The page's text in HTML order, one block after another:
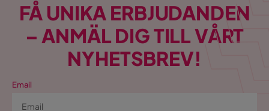
FÅ UNIKA ERBJUDANDEN
– ANMÄL DIG TILL VÅRT
NYHETSBREV!
Email